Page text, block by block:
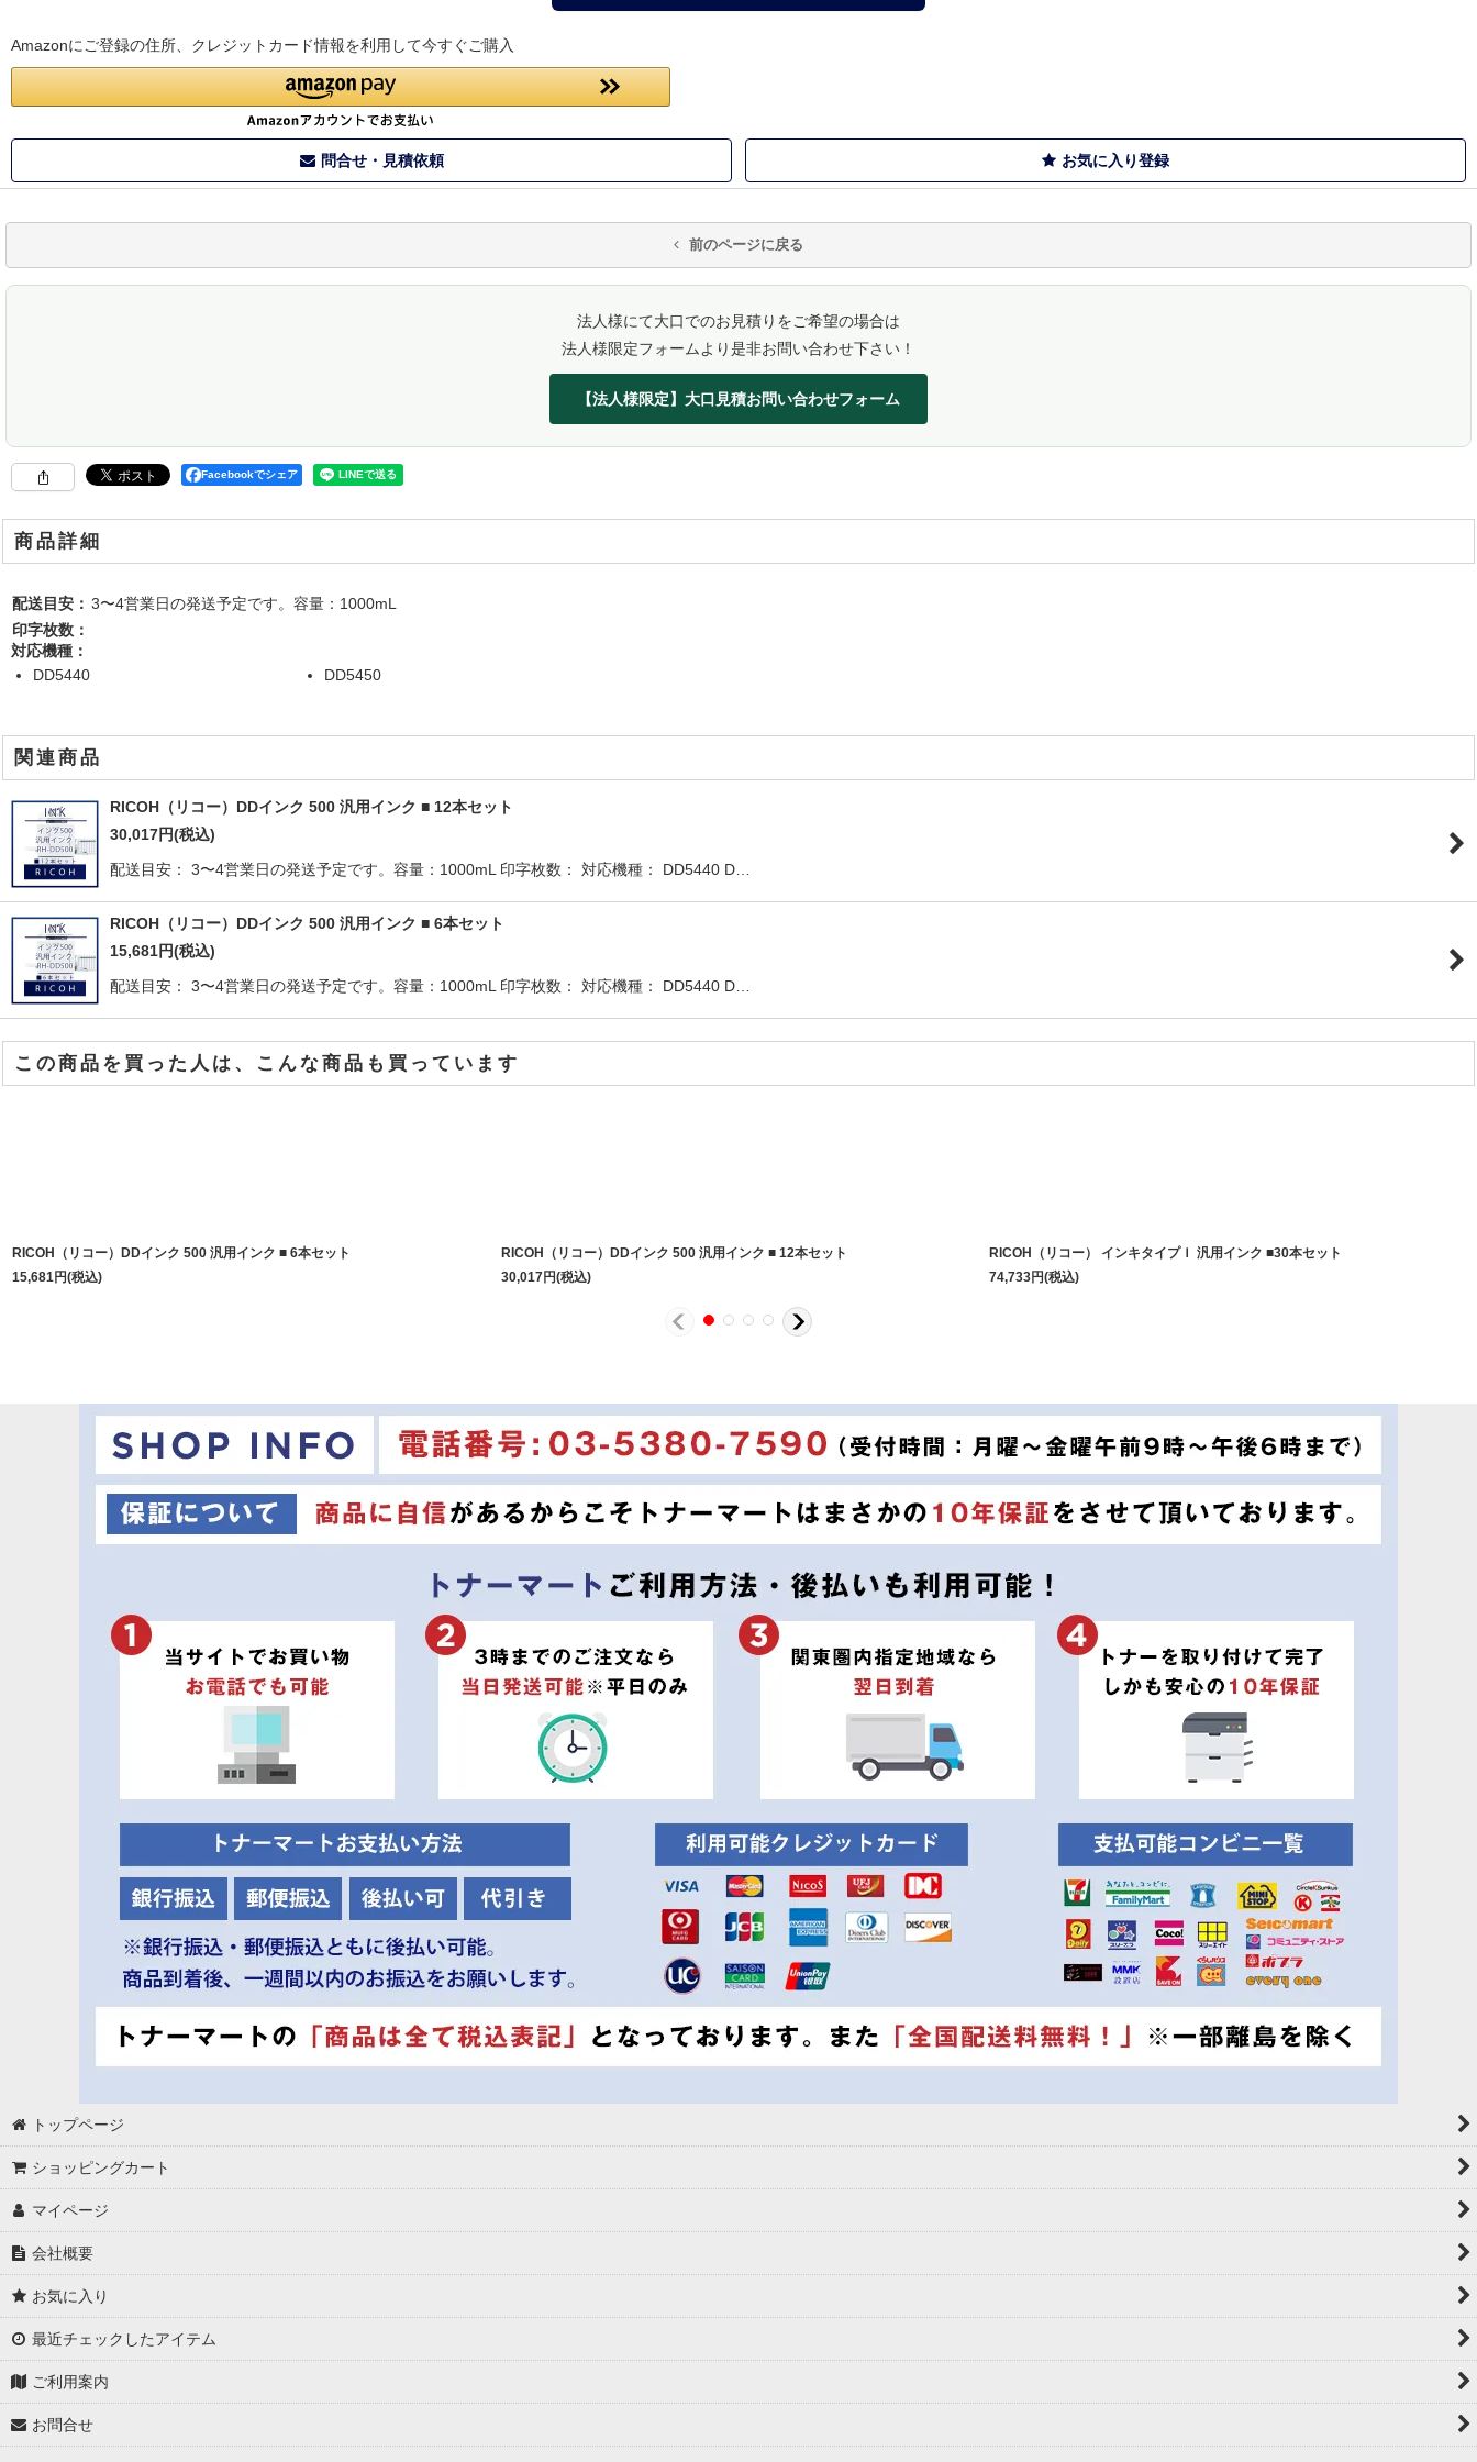
Amazonにご登録の住所、クレジットカード情報を利用して今すぐご購入
問合せ・見積依頼 お気に入り登録
前のページに戻る
法人様にて大口でのお見積りをご希望の場合は
法人様限定フォームより是非お問い合わせ下さい！
【法人様限定】大口見積お問い合わせフォーム
Facebookでシェア
商品詳細
配送目安： 3〜4営業日の発送予定です。容量：1000mL
印字枚数：
対応機種：
DD5440
DD5450
関連商品
RICOH（リコー）DDインク 500 汎用インク ■ 12本セット
30,017円(税込)
配送目安： 3〜4営業日の発送予定です。容量：1000mL 印字枚数： 対応機種： DD5440 D…
RICOH（リコー）DDインク 500 汎用インク ■ 6本セット
15,681円(税込)
配送目安： 3〜4営業日の発送予定です。容量：1000mL 印字枚数： 対応機種： DD5440 D…
この商品を買った人は、こんな商品も買っています
RICOH（リコー）DDインク 500 汎用インク ■ 6本セット
15,681円(税込)
RICOH（リコー）DDインク 500 汎用インク ■ 12本セット
30,017円(税込)
RICOH（リコー） インキタイプＩ 汎用インク ■30本セット
74,733円(税込)
トップページ
ショッピングカート
マイページ
会社概要
お気に入り
最近チェックしたアイテム
ご利用案内
お問合せ